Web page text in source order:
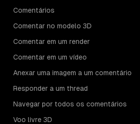
Comentários
Comentar no modelo 3D
Comentar em um render
Comentar em um vídeo
Anexar uma imagem a um comentário
Responder a um thread
Navegar por todos os comentários
Voo livre 3D